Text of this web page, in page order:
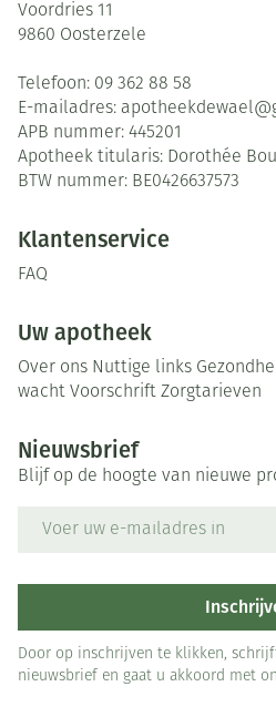
Voordries 11
9860 Oosterzele
Telefoon: 09 362 88 58
E-mailadres: apotheekdewael@
APB nummer: 445201
Apotheek titularis: Dorothée
BTW nummer: BE0426637573
Klantenservice
FAQ
Uw apotheek
Over ons Nuttige links
wacht Voorschrift Zorgtarieven
Nieuwsbrief
Blijf op de hoogte van nieuwe
Door op inschrijven te klikken,
nieuwsbrief en gaat u akkoord met